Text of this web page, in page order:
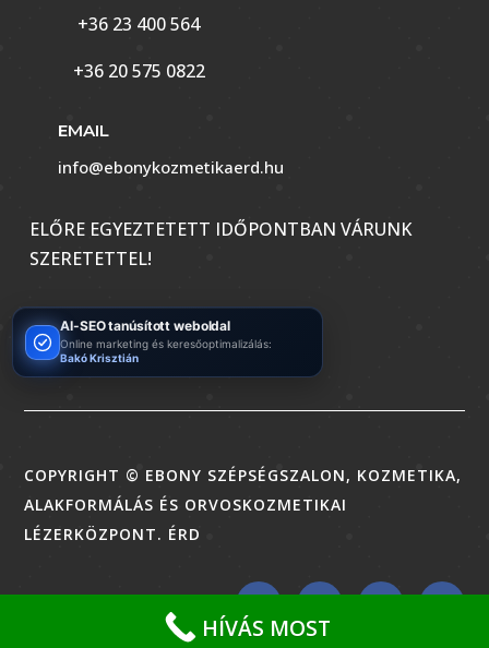
+36 23 400 564
+36 20 575 0822
EMAIL
info@ebonykozmetikaerd.hu
ELŐRE EGYEZTETETT IDŐPONTBAN VÁRUNK
SZERETETTEL!
AI-SEO tanúsított weboldal
Online marketing és keresőoptimalizálás:
Bakó Krisztián
COPYRIGHT © EBONY SZÉPSÉGSZALON, KOZMETIKA,
ALAKFORMÁLÁS ÉS ORVOSKOZMETIKAI
LÉZERKÖZPONT. ÉRD
HÍVÁS MOST